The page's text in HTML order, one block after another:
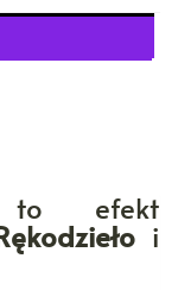
efekt
i